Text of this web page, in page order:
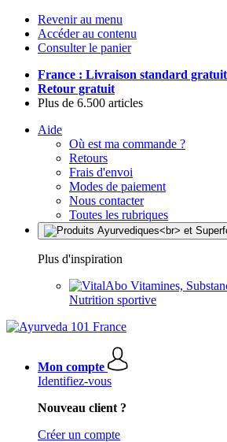
Revenir au menu
Accéder au contenu
Consulter le panier
France : Livraison standard
Retour gratuit
Plus de 6.500 articles
Aide
Où est ma commande ?
Retours
Frais d'envoi
Modes de paiement
Nous contacter
Toutes les rubriques
Plus d'inspiration
Vitamines,
Nutrition sportive
Mon compte
Identifiez-vous
Nouveau client ?
Créer un compte